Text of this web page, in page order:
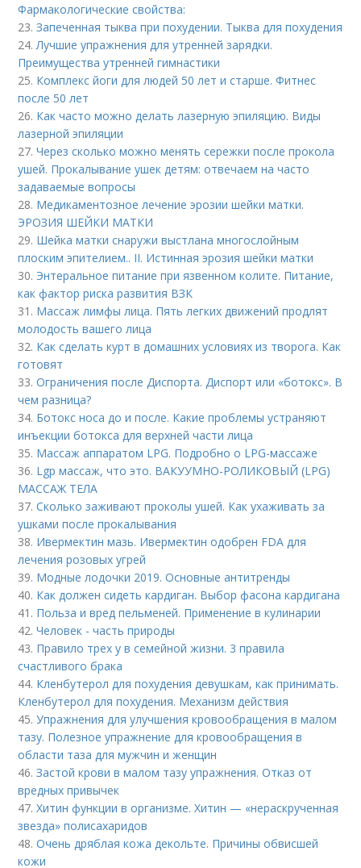
Фармакологические свойства:
23.Запеченная тыква при похудении. Тыква для похудения
24. Лучшие упражнения для утренней зарядки.
Преимущества утренней гимнастики
25. Комплекс йоги для людей 50 лет и старше. Фитнес
после 50 лет
26. Как часто можно делать лазерную эпиляцию. Виды
лазерной эпиляции
27.Через сколько можно менять сережки после прокола
ушей. Прокалывание ушек детям: отвечаем на часто
задаваемые вопросы
28. Медикаментозное лечение эрозии шейки матки.
ЭРОЗИЯ ШЕЙКИ МАТКИ
29. Шейка матки снаружи выстлана многослойным
плоским эпителием.. II. Истинная эрозия шейки матки
30. Энтеральное питание при язвенном колите. Питание,
как фактор риска развития ВЗК
31. Массаж лимфы лица. Пять легких движений продлят
молодость вашего лица
32. Как сделать курт в домашних условиях из творога. Как
готовят
33.Ограничения после Диспорта. Диспорт или «ботокс». В
чем разница?
34. Ботокс носа до и после. Какие проблемы устраняют
инъекции ботокса для верхней части лица
35. Массаж аппаратом LPG. Подробно о LPG-массаже
36. Lgp массаж, что это. ВАКУУМНО-РОЛИКОВЫЙ (LPG)
МАССАЖ ТЕЛА
37.Сколько заживают проколы ушей. Как ухаживать за
ушками после прокалывания
38. Ивермектин мазь. Ивермектин одобрен FDA для
лечения розовых угрей
39. Модные лодочки 2019. Основные антитренды
40. Как должен сидеть кардиган. Выбор фасона кардигана
41. Польза и вред пельменей. Применение в кулинарии
42.Человек - часть природы
43. Правило трех у в семейной жизни. 3 правила
счастливого брака
44. Кленбутерол для похудения девушкам, как принимать.
Кленбутерол для похудения. Механизм действия
45.Упражнения для улучшения кровообращения в малом
тазу. Полезное упражнение для кровообращения в
области таза для мужчин и женщин
46.Застой крови в малом тазу упражнения. Отказ от
вредных привычек
47.Хитин функции в организме. Хитин — «нераскрученная
звезда» полисахаридов
48.Очень дряблая кожа декольте. Причины обвисшей
кожи